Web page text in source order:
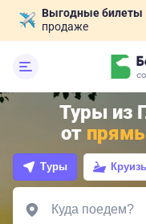
Выгодные билеты
продаже
Туры из
от
Туры